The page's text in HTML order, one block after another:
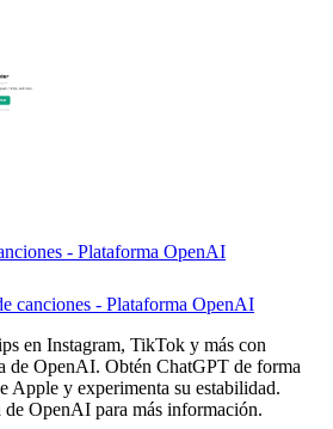
- Plataforma OpenAI
canciones - Plataforma OpenAI
en Instagram, TikTok y más con
de OpenAI. Obtén ChatGPT de forma
Apple y experimenta su estabilidad.
OpenAI para más información.